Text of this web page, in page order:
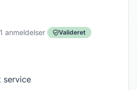
anmeldelser Valideret
service